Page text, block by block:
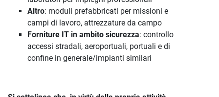
Altro: moduli prefabbricati per missioni e
campi di lavoro, attrezzature da campo
Forniture IT in ambito sicurezza: controllo
accessi stradali, aeroportuali, portuali e di
confine in generale/impianti similari